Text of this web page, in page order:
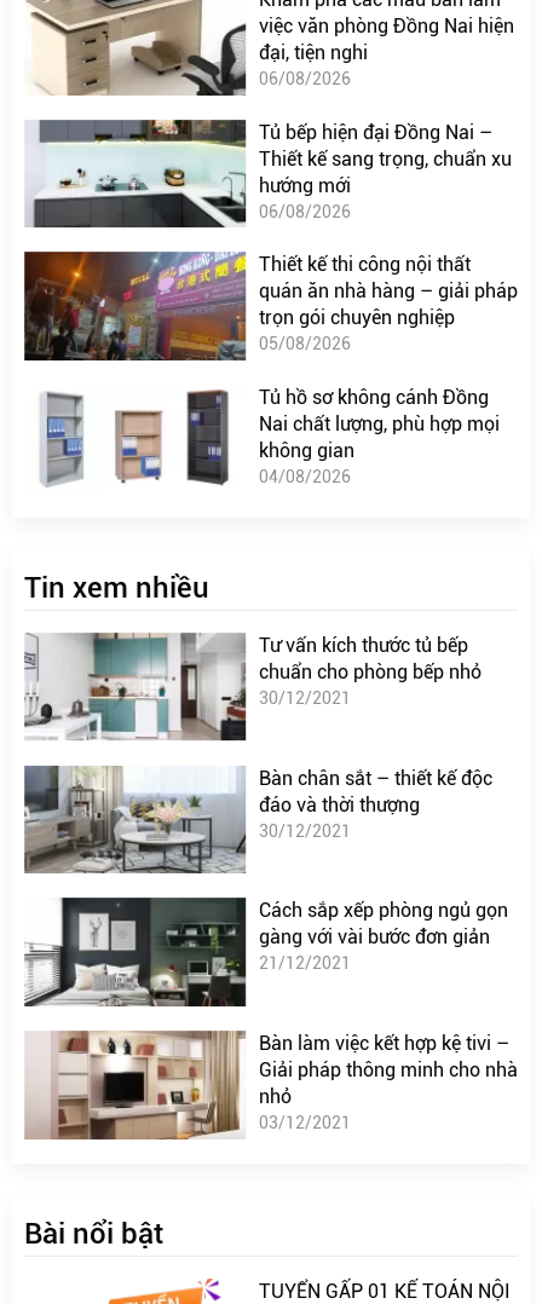
việc văn phòng Đồng Nai hiện
đại, tiện nghi
06/08/2026
Tủ bếp hiện đại Đồng Nai –
Thiết kế sang trọng, chuẩn xu
hướng mới
06/08/2026
Thiết kế thi công nội thất
quán ăn nhà hàng – giải pháp
trọn gói chuyên nghiệp
05/08/2026
Tủ hồ sơ không cánh Đồng
Nai chất lượng, phù hợp mọi
không gian
04/08/2026
Tin xem nhiều
Tư vấn kích thước tủ bếp
chuẩn cho phòng bếp nhỏ
30/12/2021
Bàn chân sắt – thiết kế độc
đáo và thời thượng
30/12/2021
Cách sắp xếp phòng ngủ gọn
gàng với vài bước đơn giản
21/12/2021
Bàn làm việc kết hợp kệ tivi –
Giải pháp thông minh cho nhà
nhỏ
03/12/2021
Bài nổi bật
TUYỂN GẤP 01 KẾ TOÁN NỘI